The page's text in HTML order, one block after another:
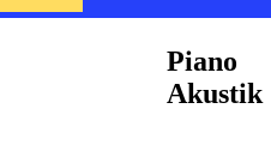
Piano
Akustik